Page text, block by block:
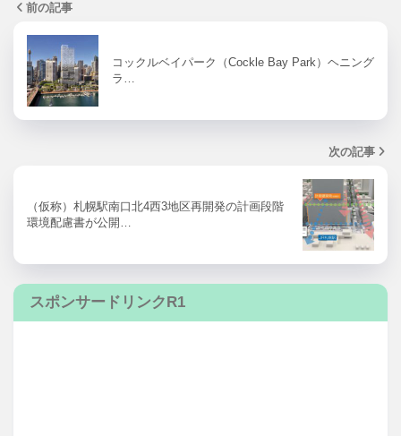
前の記事
コックルベイパーク（Cockle Bay Park）ヘニング
ラ…
次の記事
（仮称）札幌駅南口北4西3地区再開発の計画段階
環境配慮書が公開…
スポンサードリンクR1